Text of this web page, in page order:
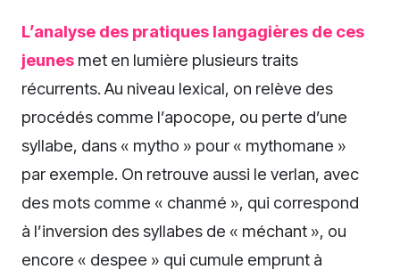
L’analyse des pratiques langagières de ces
jeunes met en lumière plusieurs traits
récurrents. Au niveau lexical, on relève des
procédés comme l’apocope, ou perte d’une
syllabe, dans « mytho » pour « mythomane »
par exemple. On retrouve aussi le verlan, avec
des mots comme « chanmé », qui correspond
à l’inversion des syllabes de « méchant », ou
encore « despee » qui cumule emprunt à